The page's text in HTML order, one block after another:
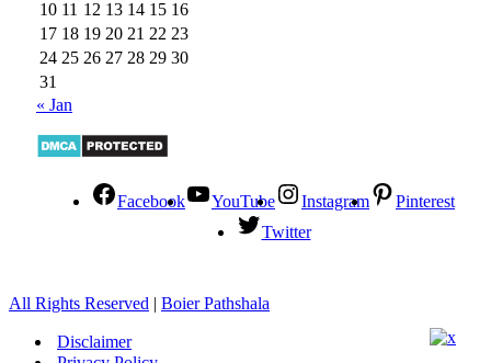
10 11 12 13 14 15 16
17 18 19 20 21 22 23
24 25 26 27 28 29 30
31
« Jan
Facebook YouTube Instagram
Pinterest
Twitter
All Rights Reserved | Boier Pathshala
Disclaimer